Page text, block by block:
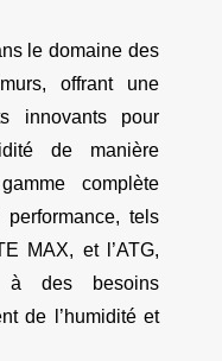
le domaine des
offrant une
innovants pour
de manière
complète
tels
MAX, et l’ATG,
à des besoins
de l’humidité et